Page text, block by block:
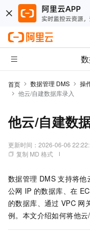
首页 数据管理 DMS 操
他云/自建数据库录入
他云/自建数
更新时间： 2026-06-06
复制 MD 格式
数据管理 DMS 支持将他
公网 IP 的数据库、在
的数据库、通过 VPC 网
例。本文介绍如何将他